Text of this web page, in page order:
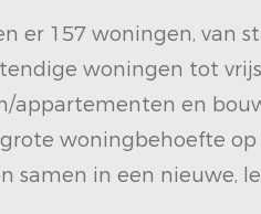
er 157 woningen, van
woningen tot
appartementen en
woningbehoefte op
samen in een nieuwe,